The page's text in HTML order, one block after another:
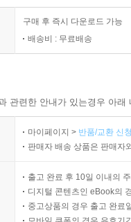
구매 후 즉시 다운로드 가능
배송비 : 무료배송
관련한 안내가 있는경우 아
마이페이지 > 반품/교환 신
판매자 배송 상품은 판매자
출고 완료 후 10일 이내의
디지털 콘텐츠인 eBook의
중고상품의 경우 출고 완료